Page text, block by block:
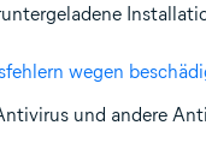
wegen
und andere